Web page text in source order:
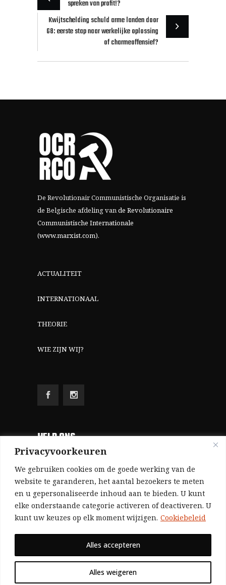
Privacyvoorkeuren
We gebruiken cookies om de goede werking van de
website te garanderen, het aantal bezoekers te meten
en u gepersonaliseerde inhoud aan te bieden. U kunt
elke onderstaande categorie activeren of deactiveren. U
kunt uw keuzes op elk moment wijzigen. Cookiebeleid
Alles weigeren
Alles accepteren
spreken van profit!?
Kwijtschelding schuld arme landen door
G8: eerste stap naar werkelijke oplossing
of charmeoffensief?
De Revolutionair Communistische Organisatie is
de Belgische afdeling vande Revolutionaire
Communistische Internationale
(www.marxist.com).
ACTUALITEIT
INTERNATIONAAL
THEORIE
WIE ZIJN WIJ?
HELP ONS
Aangezien we volledig zelf gefinancierd zijn
(zonder subsidies, zonder commerciële
advertenties en zonder rijke sponsors), zijn we
voor de publicatie van ons tijdschrift uitsluitend
afhankelijk van de financiële steun van onze
Bij voorbaat dank voor uw solidariteit.